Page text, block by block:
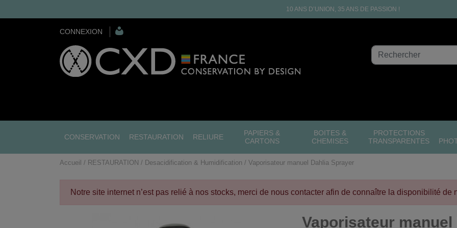
10 ANS D’UNION, 35 ANS DE PASSION !
CONNEXION
CONSERVATION RESTAURATION RELIURE
PAPIERS &
CARTONS
BOITES &
CHEMISES
PROTECTIONS
TRANSPARENTES
Accueil RESTAURATION Desacidification & Humidification Vaporisateur manuel Dahlia Sprayer
Notre site internet n’est pas relié à nos stocks, merci de nous contacter afin de connaître la disponibilité de
Vaporisateur